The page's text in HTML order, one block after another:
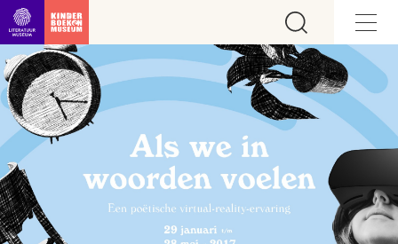
Ga direct naar inhoud